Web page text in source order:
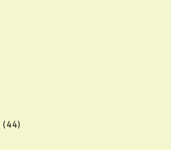
(44)